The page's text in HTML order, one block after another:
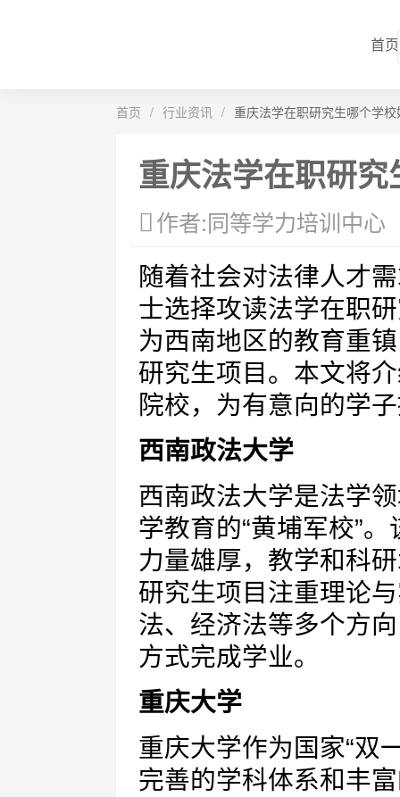
首页
首页 / 行业资讯 / 重庆法学在职研究生哪个学校
重庆法学在职研
作者:同等学力培训中心
随着社会对法律人才
士选择攻读法学在职
为西南地区的教育重
研究生项目。本文将
院校，为有意向的学
西南政法大学
西南政法大学是法学
学教育的“黄埔军校”
力量雄厚，教学和科
研究生项目注重理论
法、经济法等多个方
方式完成学业。
重庆大学
重庆大学作为国家“双
完善的学科体系和丰